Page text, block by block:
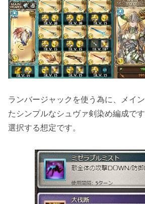
ランバージャックを使う為に、
メイ
たシンプルなシュヴァ剣染め編成で
選択する想定です。